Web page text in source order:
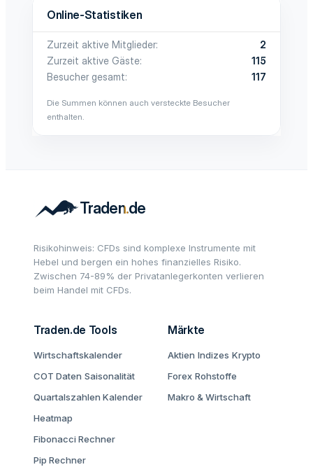
Online-Statistiken
Zurzeit aktive Mitglieder
2
Zurzeit aktive Gäste
115
Besucher gesamt
117
Die Summen können auch versteckte Besucher
enthalten.
Risikohinweis: CFDs sind komplexe Instrumente mit
Hebel und bergen ein hohes finanzielles Risiko.
Zwischen 74-89% der Privatanlegerkonten verlieren
beim Handel mit CFDs.
Traden.de Tools
Wirtschaftskalender
COT Daten Saisonalität
Quartalszahlen Kalender
Heatmap
Fibonacci Rechner
Pip Rechner
Märkte
Aktien Indizes Krypto
Forex Rohstoffe
Makro & Wirtschaft